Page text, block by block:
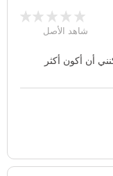
شاهد الأصل
أن أكون أكثر